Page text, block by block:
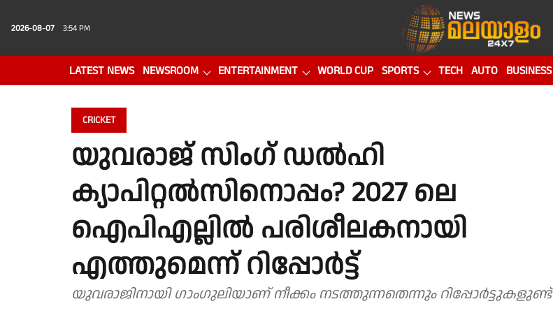
2026-08-07 3:54 PM
LATEST NEWS NEWSROOM ENTERTAINMENT WORLD CUP SPORTS TECH AUTO BUSINESS
CRICKET
യുവരാജ് സിംഗ് ഡൽഹി
ക്യാപിറ്റൽസിനൊപ്പം? 2027 ലെ
ഐപിഎല്ലിൽ പരിശീലകനായി
എത്തുമെന്ന് റിപ്പോർട്ട്
യുവരാജിനായി ഗാംഗുലിയാണ് നീക്കം നടത്തുന്നതെന്നും റിപ്പോർട്ടുകളുണ്ട്